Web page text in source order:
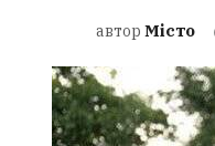
автор Місто